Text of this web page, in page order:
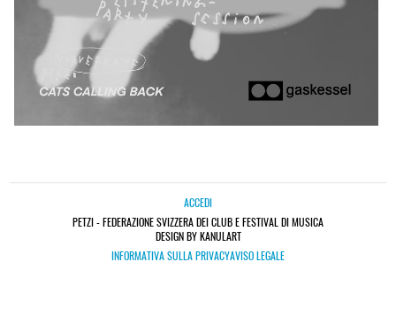
ACCEDI
PETZI - FEDERAZIONE SVIZZERA DEI CLUB E FESTIVAL DI MUSICA
DESIGN BY KANULART
INFORMATIVA SULLA PRIVACYAVISO LEGALE